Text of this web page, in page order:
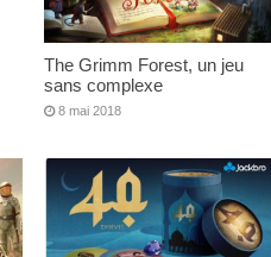
The Grimm Forest, un jeu
sans complexe
8 mai 2018